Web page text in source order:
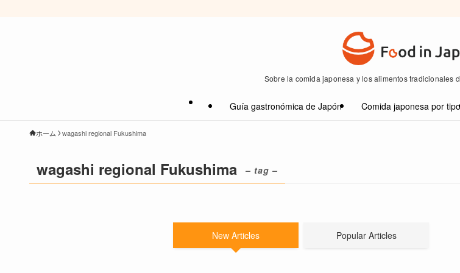
Sobre la comida japonesa y los alimentos tradicionales
Guía gastronómica de Japón Comida japonesa por tipo
ホーム wagashi regional Fukushima
wagashi regional Fukushima – tag –
New Articles Popular Articles